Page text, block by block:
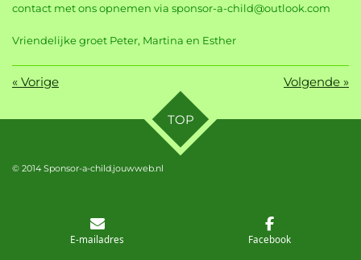
contact met ons opnemen via sponsor-a-child@outlook.com
Vriendelijke groet Peter, Martina en Esther
« Vorige Volgende »
TOP
© 2014 Sponsor-a-child.jouwweb.nl
E-mailadres Facebook